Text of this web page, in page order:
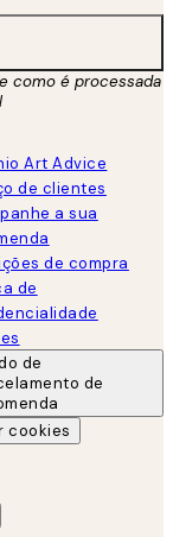
como é processada
Art Advice
de clientes
a sua
de compra
de
de
de
cookies